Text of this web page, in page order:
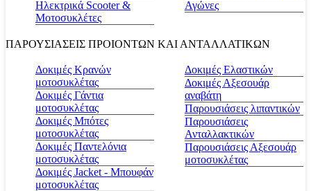
Ηλεκτρικά Scooter &
Μοτοσυκλέτες
Αγώνες
ΠΑΡΟΥΣΙΑΣΕΙΣ ΠΡΟΙΟΝΤΩΝ ΚΑΙ ΑΝΤΑΛΛΑΤΙΚΩΝ
Δοκιμές Κρανών
μοτοσυκλέτας
Δοκιμές Γάντια
μοτοσυκλέτας
Δοκιμές Μπότες
μοτοσυκλέτας
Δοκιμές Παντελόνια
μοτοσυκλέτας
Δοκιμές Jacket - Μπουφάν
μοτοσυκλέτας
Δοκιμές Ελαστικών
Δοκιμές Αξεσουάρ
αναβάτη
Παρουσιάσεις λιπαντικών
Παρουσιάσεις
Ανταλλακτικών
Παρουσιάσεις Αξεσουάρ
μοτοσυκλέτας